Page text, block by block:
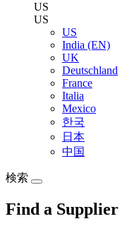
US
US
US
India (EN)
UK
Deutschland
France
Italia
Mexico
한국
日本
中国
検索
Find a Supplier